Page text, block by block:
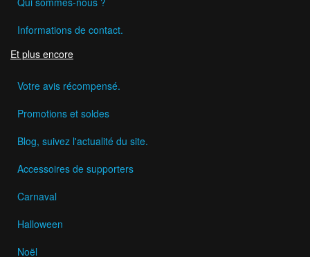
Informations de contact.
Et plus encore
Votre avis récompensé.
Promotions et soldes
Blog, suivez l'actualité du site.
Accessoires de supporters
Carnaval
Halloween
Noël